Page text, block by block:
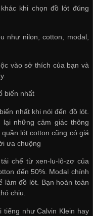
khi chọn đồ lót đúng
như nilon, cotton, modal,
vào sở thích của bạn và
biến nhất
nhất khi nói đến đồ lót.
những cảm giác thông
lót cotton cũng có giá
ưa chuộng
chế từ xen-lu-lô-zơ của
đến 50%. Modal chính
làm đồ lót. Bạn hoàn toàn
chịu.
tiếng như Calvin Klein hay